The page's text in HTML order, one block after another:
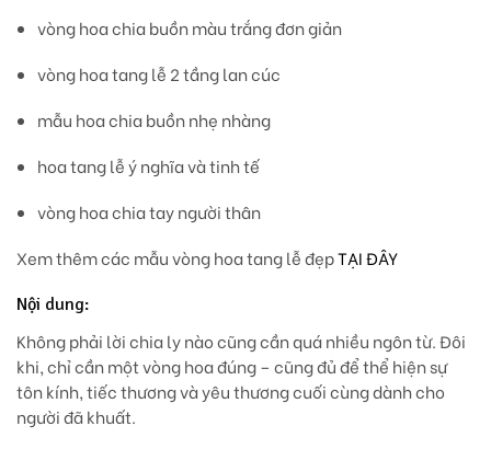
vòng hoa chia buồn màu trắng đơn giản
vòng hoa tang lễ 2 tầng lan cúc
mẫu hoa chia buồn nhẹ nhàng
hoa tang lễ ý nghĩa và tinh tế
vòng hoa chia tay người thân
Xem thêm các mẫu vòng hoa tang lễ đẹpTẠI ĐÂY
Nội dung:
Không phải lời chia ly nào cũng cần quá nhiều ngôn từ. Đôi
khi, chỉ cần một vòng hoa đúng – cũng đủ để thể hiệnsự
tôn kính, tiếc thương và yêu thương cuối cùngdành cho
người đã khuất.